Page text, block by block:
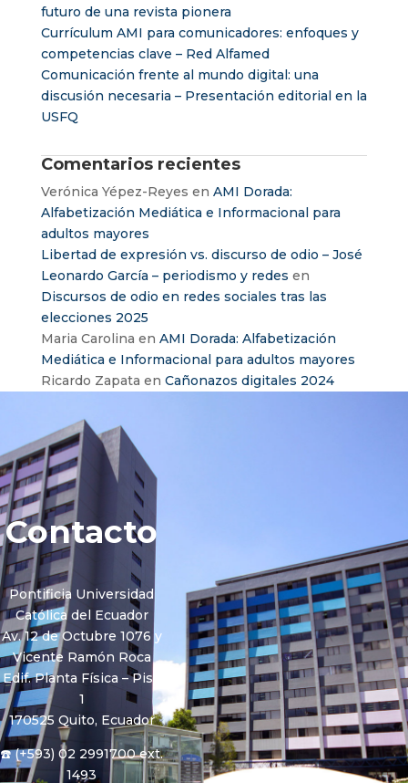
futuro de una revista pionera
Currículum AMI para comunicadores: enfoques y
competencias clave – Red Alfamed
Comunicación frente al mundo digital: una
discusión necesaria – Presentación editorial en la
USFQ
Comentarios recientes
Verónica Yépez-Reyes en AMI Dorada:
Alfabetización Mediática e Informacional para
adultos mayores
Libertad de expresión vs. discurso de odio – José
Leonardo García – periodismo y redes en
Discursos de odio en redes sociales tras las
elecciones 2025
Maria Carolina en AMI Dorada: Alfabetización
Mediática e Informacional para adultos mayores
Ricardo Zapata en Cañonazos digitales 2024
Contacto
Pontificia Universidad
Católica del Ecuador
Av. 12 de Octubre 1076 y
Vicente Ramón Roca
Edif. Planta Física – Piso
1
170525 Quito, Ecuador
☎️ (+593) 02 2991700 ext.
1493